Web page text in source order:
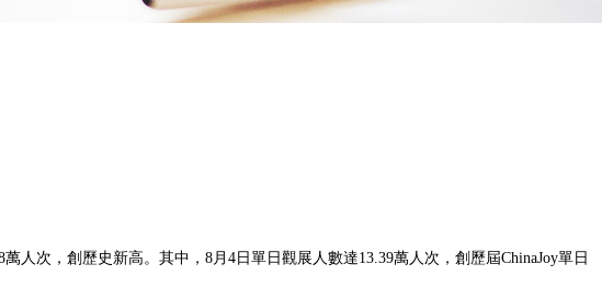
次，創歷史新高。其中，8月4日單日觀展人數達13.39萬人次，創歷屆ChinaJoy單日